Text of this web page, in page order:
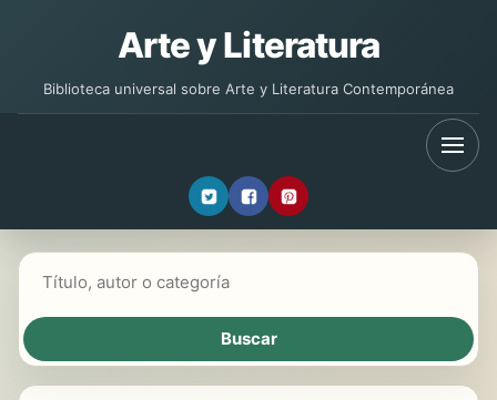
Arte y Literatura
Biblioteca universal sobre Arte y Literatura Contemporánea